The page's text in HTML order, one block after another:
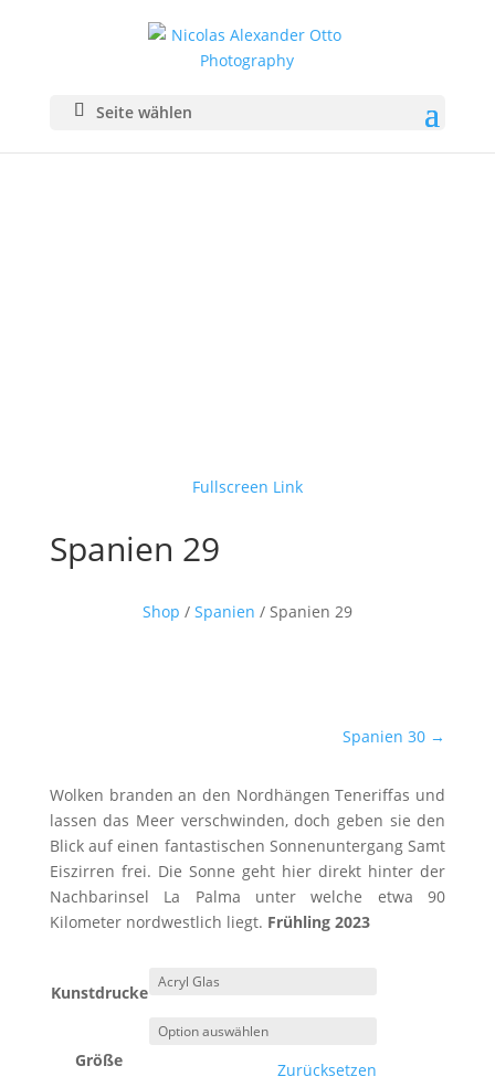
Seite wählen
Fullscreen Link
Spanien 29
Shop / Spanien / Spanien 29
Spanien 30 →
Wolken branden an den Nordhängen Teneriffas und
lassen das Meer verschwinden, doch geben sie den
Blick auf einen fantastischen Sonnenuntergang Samt
Eiszirren frei. Die Sonne geht hier direkt hinter der
Nachbarinsel La Palma unter welche etwa 90
Kilometer nordwestlich liegt. Frühling 2023
Kunstdrucke
Größe Zurücksetzen